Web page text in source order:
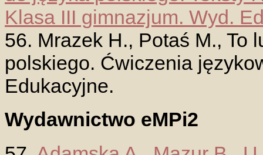
Klasa III gimnazjum. Wyd.
56. Mrazek H., Potaś M., To
polskiego. Ćwiczenia
Edukacyjne.
Wydawnictwo eMPi2